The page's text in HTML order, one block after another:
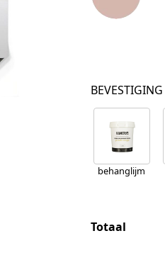
BEVESTIGING
behanglijm
Totaal